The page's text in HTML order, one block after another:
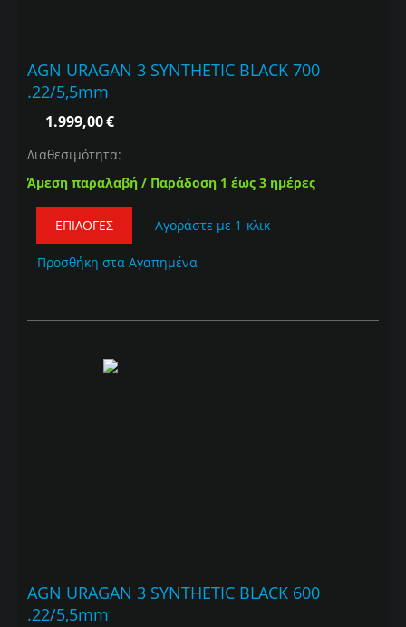
AGN URAGAN 3 SYNTHETIC BLACK 700
.22/5,5mm
1.999,00€
Διαθεσιμότητα:
Άμεση παραλαβή / Παράδοση 1 έως 3 ημέρες
ΕΠΙΛΟΓΈΣ Αγοράστε με 1-κλικ
Προσθήκη στα Αγαπημένα
AGN URAGAN 3 SYNTHETIC BLACK 600
.22/5,5mm